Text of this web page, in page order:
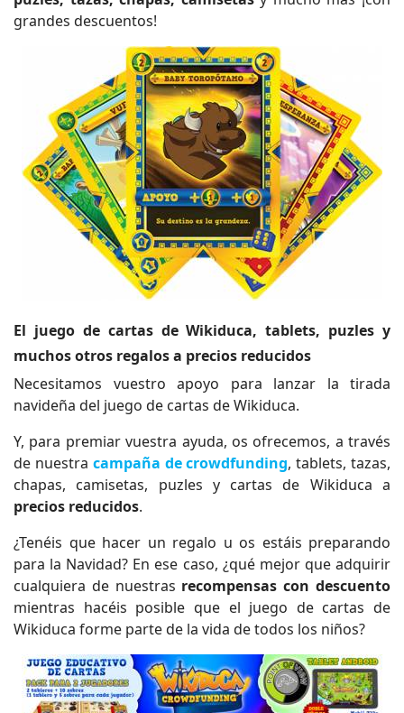
grandes descuentos!
El juego de cartas de Wikiduca, tablets, puzles y
muchos otros regalos a precios reducidos
Necesitamos vuestro apoyo para lanzar la tirada
navideña del juego de cartas de Wikiduca.
Y, para premiar vuestra ayuda, os ofrecemos, a través
de nuestra campaña de crowdfunding, tablets, tazas,
chapas, camisetas, puzles y cartas de Wikiduca a
precios reducidos.
¿Tenéis que hacer un regalo u os estáis preparando
para la Navidad? En ese caso, ¿qué mejor que adquirir
cualquiera de nuestras recompensas con descuento
mientras hacéis posible que el juego de cartas de
Wikiduca forme parte de la vida de todos los niños?